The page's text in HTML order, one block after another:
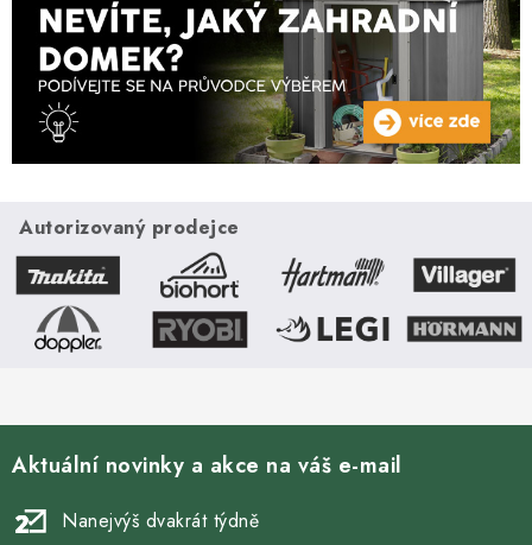
s
Autorizovaný prodejce
Aktuální novinky a akce na váš e-mail
Nanejvýš dvakrát týdně